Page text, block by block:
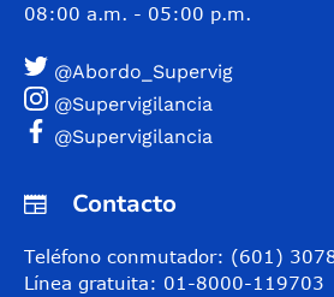
08:00 a.m. - 05:00 p.m.
@Abordo_Supervig
@Supervigilancia
@Supervigilancia
Contacto
Teléfono conmutador: (601)
Línea gratuita: 01-8000-119703